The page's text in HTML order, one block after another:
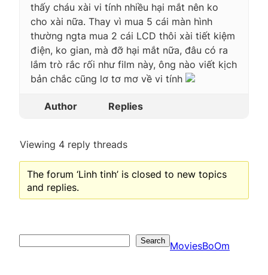
thấy cháu xài vi tính nhiều hại mắt nên ko
cho xài nữa. Thay vì mua 5 cái màn hình
thường ngta mua 2 cái LCD thôi xài tiết kiệm
điện, ko gian, mà đỡ hại mắt nữa, đâu có ra
lắm trò rắc rối như film này, ông nào viết kịch
bản chắc cũng lơ tơ mơ về vi tính
Author Replies
Viewing 4 reply threads
The forum ‘Linh tinh’ is closed to new topics
and replies.
Search MoviesBoOm